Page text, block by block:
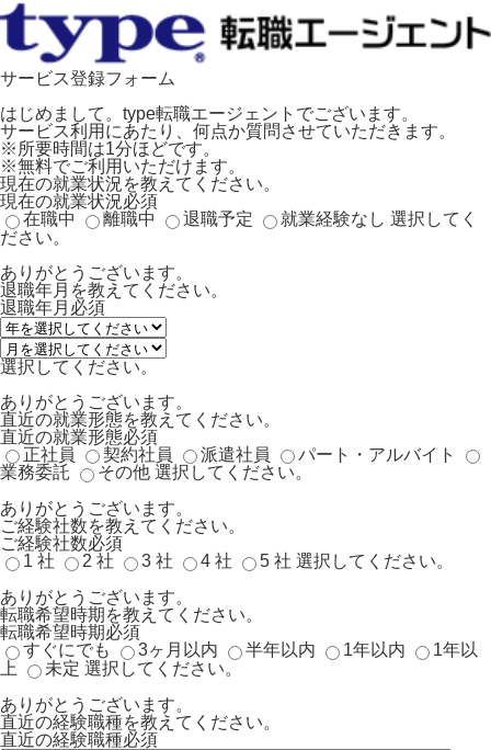
サービス登録フォーム
はじめまして。type転職エージェントでございます。
サービス利用にあたり、何点か質問させていただきます。
※所要時間は1分ほどです。
※無料でご利用いただけます。
現在の就業状況を教えてください。
現在の就業状況必須
在職中
離職中 退職予定 就業経験なし 選択してく
ださい。
ありがとうございます。
退職年月を教えてください。
退職年月 必須
選択してください。
ありがとうございます。
直近の就業形態を教えてください。
直近の就業形態必須
正社員
契約社員 派遣社員
パート・アルバイト
業務委託
その他 選択してください。
ありがとうございます。
ご経験社数を教えてください。
ご経験社数必須
1 社
2 社 3 社 4 社 5 社 選択してください。
ありがとうございます。
転職希望時期を教えてください。
転職希望時期必須
すぐにでも
3ヶ月以内 半年以内 1年以内
1年以
上
未定 選択してください。
ありがとうございます。
直近の経験職種を教えてください。
直近の経験職種必須